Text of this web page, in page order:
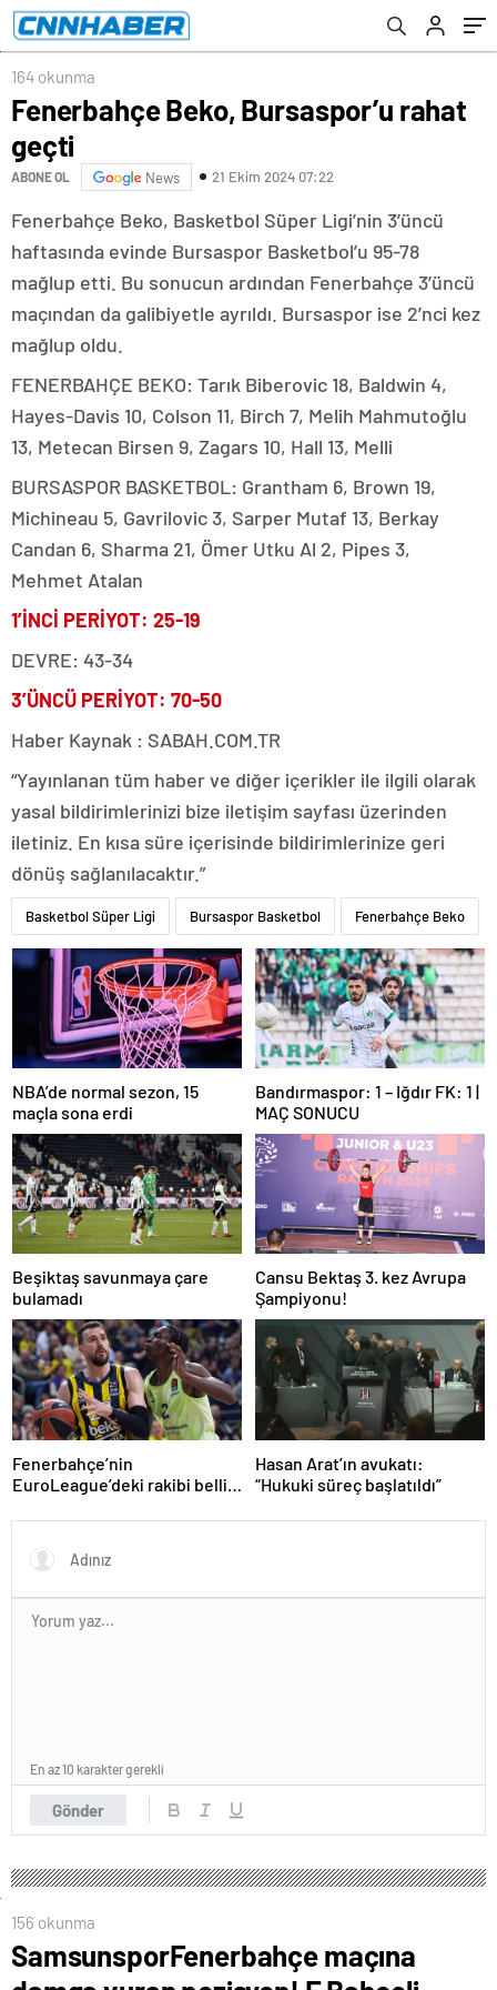
164 okunma
Fenerbahçe Beko, Bursaspor’u rahat
geçti
ABONE OL News 21 Ekim 2024 07:22
Fenerbahçe Beko, Basketbol Süper Ligi’nin 3’üncü
haftasında evinde Bursaspor Basketbol’u 95-78
mağlup etti. Bu sonucun ardından Fenerbahçe 3’üncü
maçından da galibiyetle ayrıldı. Bursaspor ise 2’nci kez
mağlup oldu.
FENERBAHÇE BEKO: Tarık Biberovic 18, Baldwin 4,
Hayes-Davis 10, Colson 11, Birch 7, Melih Mahmutoğlu
13, Metecan Birsen 9, Zagars 10, Hall 13, Melli
BURSASPOR BASKETBOL: Grantham 6, Brown 19,
Michineau 5, Gavrilovic 3, Sarper Mutaf 13, Berkay
Candan 6, Sharma 21, Ömer Utku Al 2, Pipes 3,
Mehmet Atalan
1’İNCİ PERİYOT: 25-19
DEVRE: 43-34
3’ÜNCÜ PERİYOT: 70-50
Haber Kaynak : SABAH.COM.TR
“Yayınlanan tüm haber ve diğer içerikler ile ilgili olarak
yasal bildirimlerinizi bize iletişim sayfası üzerinden
iletiniz. En kısa süre içerisinde bildirimlerinize geri
dönüş sağlanılacaktır.”
Basketbol Süper Ligi Bursaspor Basketbol Fenerbahçe Beko
NBA’de normal sezon, 15
maçla sona erdi
Bandırmaspor: 1 – Iğdır FK: 1 |
MAÇ SONUCU
Beşiktaş savunmaya çare
bulamadı
Cansu Bektaş 3. kez Avrupa
Şampiyonu!
Fenerbahçe’nin
EuroLeague’deki rakibi belli
Hasan Arat’ın avukatı:
“Hukuki süreç başlatıldı”
Gönder
En az 10 karakter gerekli
döndü…
156 okunma
SamsunsporFenerbahçe maçına